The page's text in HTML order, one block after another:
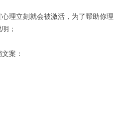
理立刻就会被激活，为了帮助你理
；
案：